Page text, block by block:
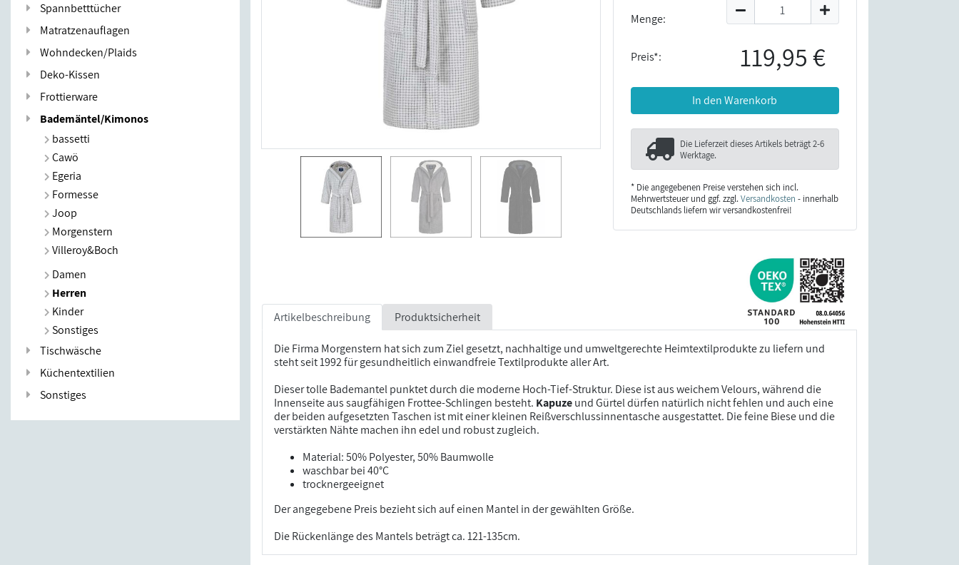
Spannbetttücher
Matratzenauflagen
Wohndecken/Plaids
Deko-Kissen
Frottierware
Bademäntel/Kimonos
bassetti
Cawö
Egeria
Formesse
Joop
Morgenstern
Villeroy&Boch
Damen
Herren
Kinder
Sonstiges
Tischwäsche
Küchentextilien
Sonstiges
Menge:
Preis*: 119,95 €
In den Warenkorb
Die Lieferzeit dieses Artikels beträgt2-6
Werktage.
* Die angegebenen Preise verstehen sich incl.
Mehrwertsteuer und ggf. zzgl.Versandkosten - innerhalb
Deutschlands liefern wir versandkostenfrei!
Artikelbeschreibung Produktsicherheit
Die Firma Morgenstern hat sich zum Ziel gesetzt, nachhaltige und umweltgerechte Heimtextilprodukte zu liefern und
steht seit 1992 für gesundheitlich einwandfreie Textilprodukte aller Art.
Dieser tolle Bademantel punktet durch die moderne Hoch-Tief-Struktur. Diese ist aus weichem Velours, während die
Innenseite aus saugfähigen Frottee-Schlingen besteht. Kapuzeund Gürtel dürfen natürlich nicht fehlen und auch eine
der beiden aufgesetzten Taschen ist mit einer kleinen Reißverschlussinnentasche ausgestattet. Die feine Biese und die
verstärkten Nähte machen ihn edel und robust zugleich.
Material: 50% Polyester, 50% Baumwolle
waschbar bei 40°C
trocknergeeignet
Der angegebene Preis bezieht sich auf einen Mantel in der gewählten Größe.
Die Rückenlänge des Mantels beträgt ca. 121-135cm.